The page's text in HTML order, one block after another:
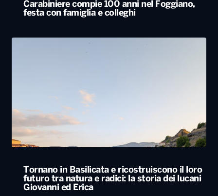
Carabiniere compie 100 anni nel Foggiano,
festa con famiglia e colleghi
Tornano in Basilicata e ricostruiscono il loro
futuro tra natura e radici: la storia dei lucani
Giovanni ed Erica